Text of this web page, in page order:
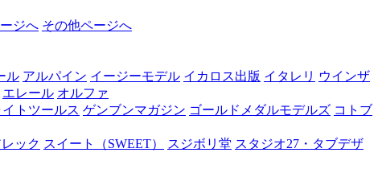
ジへ その他ページへ
ル アルパイン イージーモデル イカロス出版 イタレリ ウインザ
エレール オルファ
トツールス ゲンブンマガジン ゴールドメダルモデルズ コトブ
ック スイート（SWEET） スジボリ堂 スタジオ27・タブデザ